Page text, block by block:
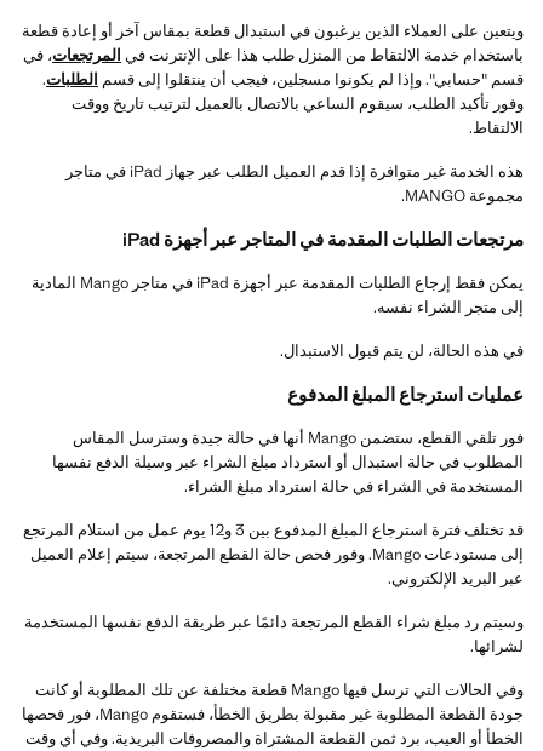
ويتعين على العملاء الذين يرغبون في استبدال قطعة بمقاس آخر أو إعادة قطعة
باستخدام خدمة الالتقاط من المنزل طلب هذا على الإنترنت في المرتجعات، في
قسم "حسابي". وإذا لم يكونوا مسجلين، فيجب أن ينتقلوا إلى قسم الطلبات.
وفور تأكيد الطلب، سيقوم الساعي بالاتصال بالعميل لترتيب تاريخ ووقت
الالتقاط.
هذه الخدمة غير متوافرة إذا قدم العميل الطلب عبر جهاز iPad في متاجر
مجموعة MANGO.
مرتجعات الطلبات المقدمة في المتاجر عبر أجهزة iPad
يمكن فقط إرجاع الطلبات المقدمة عبر أجهزة iPad في متاجر Mango المادية
إلى متجر الشراء نفسه.
في هذه الحالة، لن يتم قبول الاستبدال.
عمليات استرجاع المبلغ المدفوع
فور تلقي القطع، ستضمن Mango أنها في حالة جيدة وسترسل المقاس
المطلوب في حالة استبدال أو استرداد مبلغ الشراء عبر وسيلة الدفع نفسها
المستخدمة في الشراء في حالة استرداد مبلغ الشراء.
قد تختلف فترة استرجاع المبلغ المدفوع بين 3 و12 يوم عمل من استلام المرتجع
إلى مستودعات Mango. وفور فحص حالة القطع المرتجعة، سيتم إعلام العميل
عبر البريد الإلكتروني.
وسيتم رد مبلغ شراء القطع المرتجعة دائمًا عبر طريقة الدفع نفسها المستخدمة
لشرائها.
وفي الحالات التي ترسل فيها Mango قطعة مختلفة عن تلك المطلوبة أو كانت
جودة القطعة المطلوبة غير مقبولة بطريق الخطأ، فستقوم Mango، فور فحصها
الخطأ أو العيب، برد ثمن القطعة المشتراة والمصروفات البريدية. وفي أي وقت